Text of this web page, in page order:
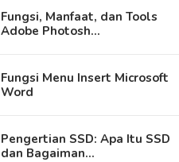
Fungsi, Manfaat, dan Tools
Adobe Photosh…
Fungsi Menu Insert Microsoft
Word
Pengertian SSD: Apa Itu SSD
dan Bagaiman…